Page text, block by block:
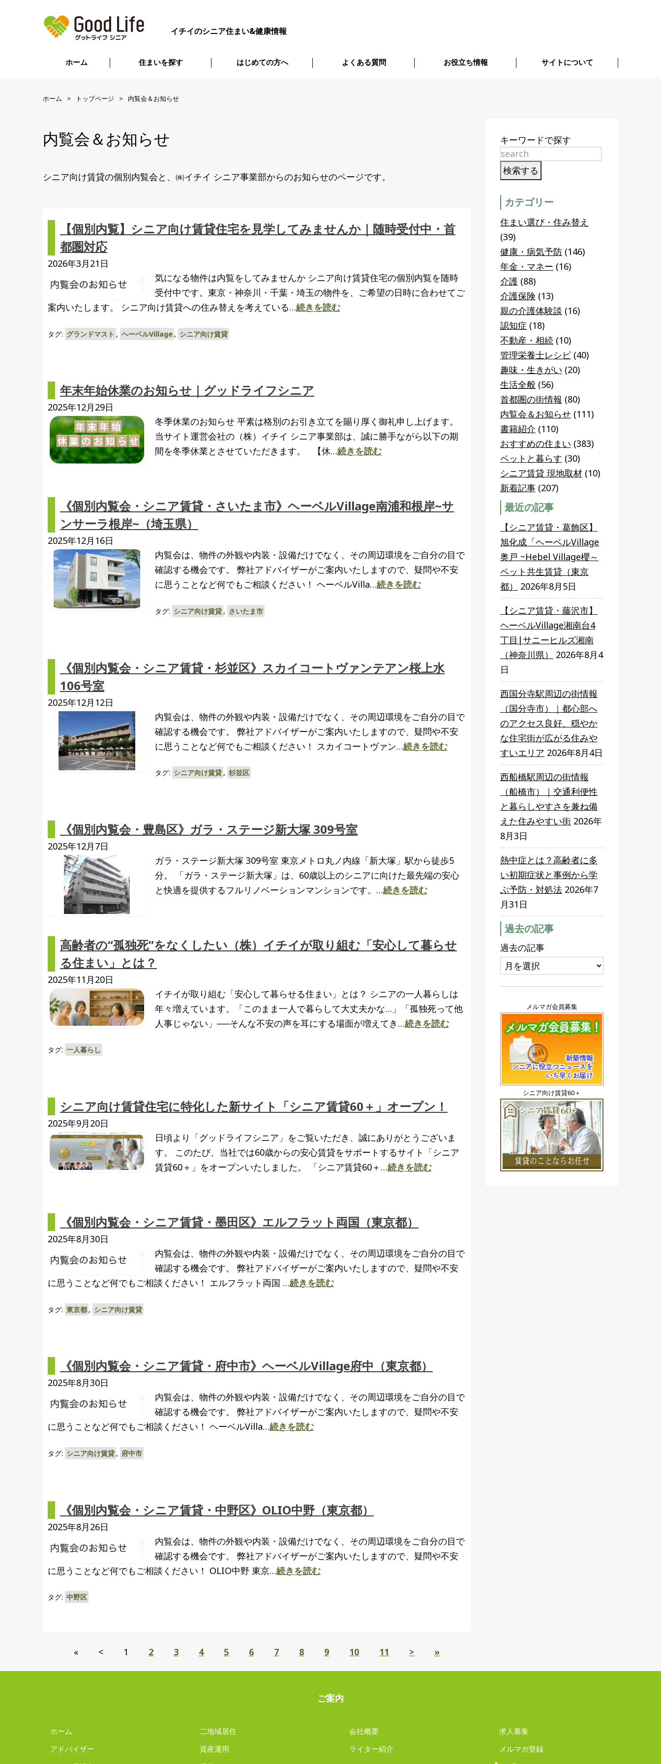
イチイのシニア住まい&健康情報
ホーム 住まいを探す はじめての方へ よくある質問 お役立ち情報 サイトについて
ホーム トップページ 内覧会＆お知らせ
内覧会＆お知らせ
シニア向け賃貸の個別内覧会と、㈱イチイ シニア事業部からのお知らせのページです。
【個別内覧】シニア向け賃貸住宅を見学してみませんか｜随時受付中・首
都圏対応
2026年3月21日
気になる物件は内覧をしてみませんか シニア向け賃貸住宅の個別内覧を随時
受付中です。東京・神奈川・千葉・埼玉の物件を、ご希望の日時に合わせてご
案内いたします。 シニア向け賃貸への住み替えを考えている…続きを読む
タグ: グランドマスト , ヘーベルVillage , シニア向け賃貸
年末年始休業のお知らせ｜グッドライフシニア
2025年12月29日
冬季休業のお知らせ 平素は格別のお引き立てを賜り厚く御礼申し上げます。
当サイト運営会社の（株）イチイ シニア事業部は、誠に勝手ながら以下の期
間を冬季休業とさせていただきます。 【休…続きを読む
《個別内覧会・シニア賃貸・さいたま市》ヘーベルVillage南浦和根岸~サ
ンサーラ根岸~（埼玉県）
2025年12月16日
内覧会は、物件の外観や内装・設備だけでなく、その周辺環境をご自分の目で
確認する機会です。 弊社アドバイザーがご案内いたしますので、疑問や不安
に思うことなど何でもご相談ください！ ヘーベルVilla…続きを読む
タグ: シニア向け賃貸 , さいたま市
《個別内覧会・シニア賃貸・杉並区》スカイコートヴァンテアン桜上水
106号室
2025年12月12日
内覧会は、物件の外観や内装・設備だけでなく、その周辺環境をご自分の目で
確認する機会です。 弊社アドバイザーがご案内いたしますので、疑問や不安
に思うことなど何でもご相談ください！ スカイコートヴァン…続きを読む
タグ: シニア向け賃貸 , 杉並区
《個別内覧会・豊島区》ガラ・ステージ新大塚 309号室
2025年12月7日
ガラ・ステージ新大塚 309号室 東京メトロ丸ノ内線「新大塚」駅から徒歩5
分。 「ガラ・ステージ新大塚」は、60歳以上のシニアに向けた最先端の安心
と快適を提供するフルリノベーションマンションです。…続きを読む
高齢者の“孤独死”をなくしたい（株）イチイが取り組む「安心して暮らせ
る住まい」とは？
2025年11月20日
イチイが取り組む「安心して暮らせる住まい」とは？ シニアの一人暮らしは
年々増えています。「このまま一人で暮らして大丈夫かな…」「孤独死って他
人事じゃない」──そんな不安の声を耳にする場面が増えてき…続きを読む
タグ: 一人暮らし
シニア向け賃貸住宅に特化した新サイト「シニア賃貸60＋」オープン！
2025年9月20日
日頃より「グッドライフシニア」をご覧いただき、誠にありがとうございま
す。 このたび、当社では60歳からの安心賃貸をサポートするサイト「シニア
賃貸60＋」をオープンいたしました。 「シニア賃貸60＋…続きを読む
《個別内覧会・シニア賃貸・墨田区》エルフラット両国（東京都）
2025年8月30日
内覧会は、物件の外観や内装・設備だけでなく、その周辺環境をご自分の目で
確認する機会です。 弊社アドバイザーがご案内いたしますので、疑問や不安
に思うことなど何でもご相談ください！ エルフラット両国 …続きを読む
タグ: 東京都 , シニア向け賃貸
《個別内覧会・シニア賃貸・府中市》ヘーベルVillage府中（東京都）
2025年8月30日
内覧会は、物件の外観や内装・設備だけでなく、その周辺環境をご自分の目で
確認する機会です。 弊社アドバイザーがご案内いたしますので、疑問や不安
に思うことなど何でもご相談ください！ ヘーベルVilla…続きを読む
タグ: シニア向け賃貸 , 府中市
《個別内覧会・シニア賃貸・中野区》OLIO中野（東京都）
2025年8月26日
内覧会は、物件の外観や内装・設備だけでなく、その周辺環境をご自分の目で
確認する機会です。 弊社アドバイザーがご案内いたしますので、疑問や不安
に思うことなど何でもご相談ください！ OLIO中野 東京…続きを読む
タグ: 中野区
« < 1 2 3 4 5 6 7 8 9 10 11 > »
キーワードで探す
カテゴリー
住まい選び・住み替え
(39)
健康・病気予防 (146)
年金・マネー (16)
介護 (88)
介護保険 (13)
親の介護体験談 (16)
認知症 (18)
不動産・相続 (10)
管理栄養士レシピ (40)
趣味・生きがい (20)
生活全般 (56)
首都圏の街情報 (80)
内覧会＆お知らせ (111)
書籍紹介 (110)
おすすめの住まい (383)
ペットと暮らす (30)
シニア賃貸 現地取材 (10)
新着記事 (207)
最近の記事
【シニア賃貸・葛飾区】
旭化成「ヘーベルVillage
奥戸 ~Hebel Village櫻～
ペット共生賃貸（東京
都）
2026年8月5日
【シニア賃貸・藤沢市】
ヘーベルVillage湘南台4
丁目|サニーヒルズ湘南
（神奈川県）
2026年8月4
日
西国分寺駅周辺の街情報
（国分寺市）｜都心部へ
のアクセス良好、穏やか
な住宅街が広がる住みや
すいエリア 2026年8月4日
西船橋駅周辺の街情報
（船橋市）｜交通利便性
と暮らしやすさを兼ね備
えた住みやすい街 2026年
8月3日
熱中症とは？高齢者に多
い初期症状と事例から学
ぶ予防・対処法 2026年7
月31日
過去の記事
過去の記事
メルマガ会員募集
シニア向け賃貸60＋
ご案内
ホーム
アドバイザー
二地域居住
資産運用
会社概要
ライター紹介
求人募集
メルマガ登録